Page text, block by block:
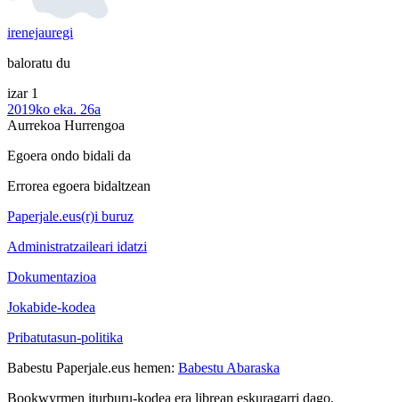
irenejauregi
baloratu du
izar 1
2019ko eka. 26a
Aurrekoa Hurrengoa
Egoera ondo bidali da
Errorea egoera bidaltzean
Paperjale.eus(r)i buruz
Administratzaileari idatzi
Dokumentazioa
Jokabide-kodea
Pribatutasun-politika
Babestu Paperjale.eus hemen: Babestu Abaraska
Bookwyrmen iturburu-kodea era librean eskuragarri dago.